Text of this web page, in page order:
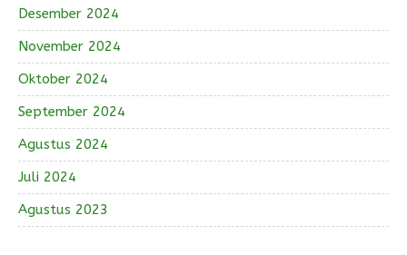
Desember 2024
November 2024
Oktober 2024
September 2024
Agustus 2024
Juli 2024
Agustus 2023